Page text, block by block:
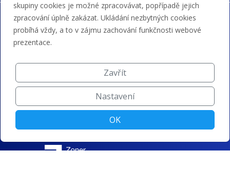
skupiny cookies je možné zpracovávat, popřípadě jejich
zpracování úplně zakázat. Ukládání nezbytných cookies
probíhá vždy, a to v zájmu zachování funkčnosti webové
prezentace.
Zavřít
Nastavení
OK